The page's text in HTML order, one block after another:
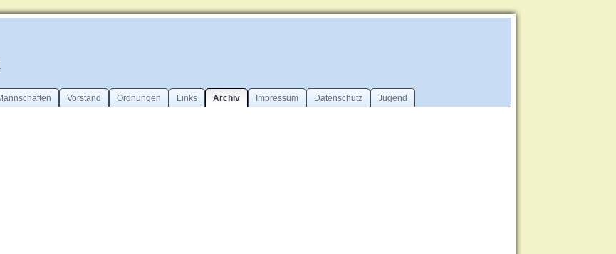
Vorstand Ordnungen Links Archiv Impressum Datenschutz Jugend